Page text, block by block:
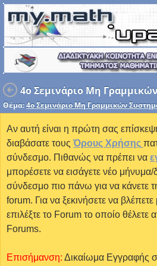
Θέμα:4o Σεμινάριο Μη Γραμμικών
Αν αυτή είναι η πρώτη σας
διαβάσατε τους Όρους Χρήσης
σύνδεσμο. Πιθανώς να πρέπει να
μπορέσετε να εισάγετε νέο
σύνδεσμο πιο πάνω για να κάνετε
forum. Για να ξεκινήσετε να
επιλέξτε το Forum το οποίο θέλετε
Forums.
Επισήμανση: Δικαίωμα Εγγραφής